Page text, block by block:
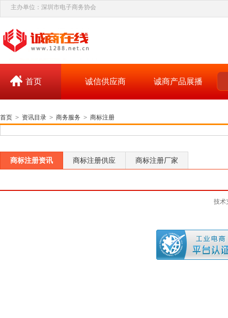
主办单位：深圳市电子商务协会
首页 诚信供应商 诚商产品展播
首页 > 资讯目录 > 商务服务 > 商标注册
商标注册资讯 商标注册供应 商标注册厂家
技术